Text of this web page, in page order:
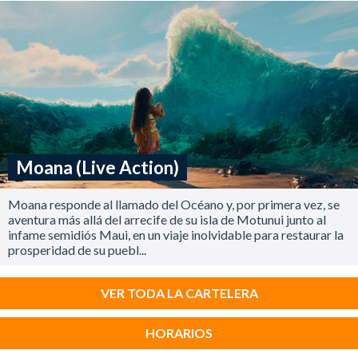
Moana (Live Action)
Moana responde al llamado del Océano y, por primera vez, se
aventura más allá del arrecife de su isla de Motunui junto al
infame semidiós Maui, en un viaje inolvidable para restaurar la
prosperidad de su puebl...
VER TODA LA CARTELERA
HORARIOS